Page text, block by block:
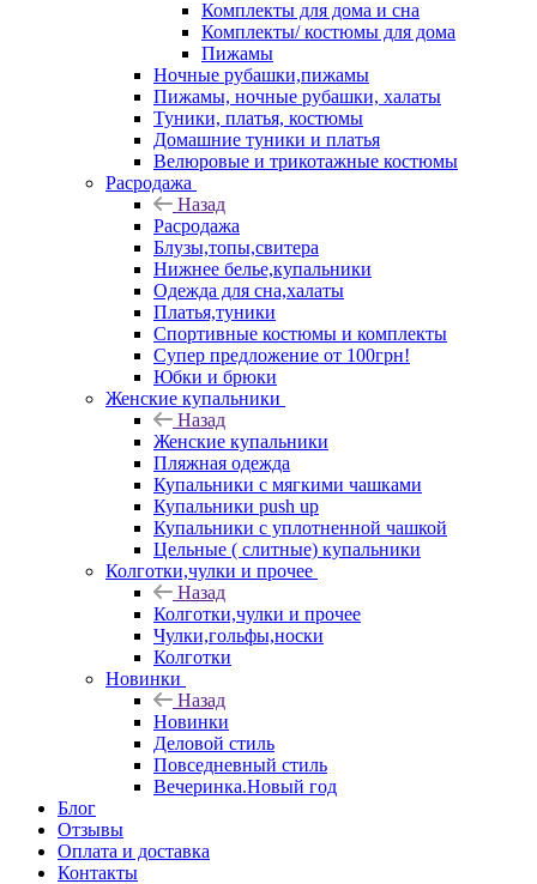
Комплекты для дома и сна
Комплекты/ костюмы для дома
Пижамы
Ночные рубашки,пижамы
Пижамы, ночные рубашки, халаты
Туники, платья, костюмы
Домашние туники и платья
Велюровые и трикотажные костюмы
Расродажа
Назад
Расродажа
Блузы,топы,свитера
Нижнее белье,купальники
Одежда для сна,халаты
Платья,туники
Спортивные костюмы и комплекты
Супер предложение от 100грн!
Юбки и брюки
Женские купальники
Назад
Женские купальники
Пляжная одежда
Купальники с мягкими чашками
Купальники push up
Купальники с уплотненной чашкой
Цельные ( слитные) купальники
Колготки,чулки и прочее
Назад
Колготки,чулки и прочее
Чулки,гольфы,носки
Колготки
Новинки
Назад
Новинки
Деловой стиль
Повседневный стиль
Вечеринка.Новый год
Блог
Отзывы
Оплата и доставка
Контакты